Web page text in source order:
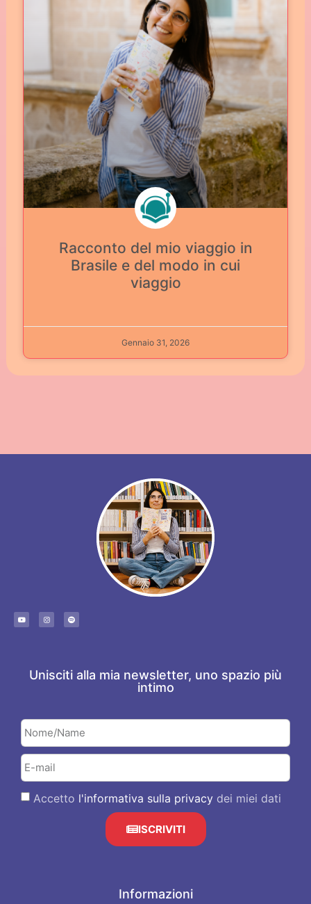
Racconto del mio viaggio in
Brasile e del modo in cui
viaggio
Gennaio 31, 2026
Unisciti alla mia newsletter, uno spazio più
intimo
Accetto l'informativa sulla privacy dei miei dati
ISCRIVITI
Informazioni